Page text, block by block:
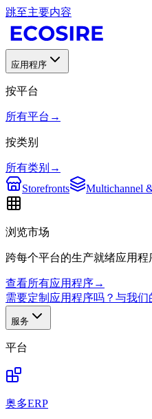
跳至主要内容
应用程序
按平台
所有平台 →
按类别
所有类别 →
Storefronts
Multichannel
浏览市场
跨每个平台的生产就绪应用程
查看所有应用程序→
需要定制应用程序吗？与我们
服务
平台
奥多ERP